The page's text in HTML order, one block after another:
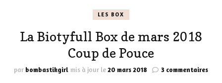
LES BOX
La Biotyfull Box de mars 2018
Coup de Pouce
par bombastikgirl mis à jour le20 mars 2018 3 commentairessur